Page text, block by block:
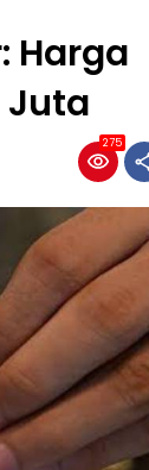
Harga
Juta
275